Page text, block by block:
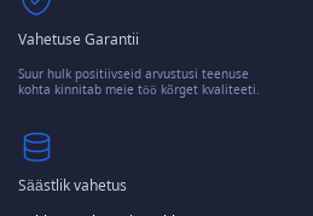
Vahetuse Garantii
Suur hulk positiivseid arvustusi teenuse
kohta kinnitab meie töö kõrget kvaliteeti.
Säästlik vahetus